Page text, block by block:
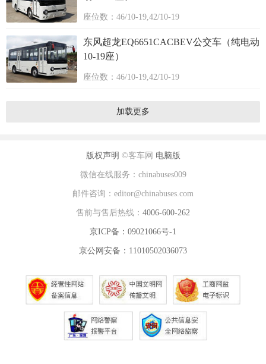
座位数：46/10-19,42/10-19
东风超龙EQ6651CACBEV公交车（纯电动
10-19座）
座位数：46/10-19,42/10-19
加载更多
版权声明 ©客车网 电脑版
微信在线服务：chinabuses009
邮件咨询：editor@chinabuses.com
售前与售后热线： 4006-600-262
京ICP备：09021066号-1
京公网安备：11010502036073